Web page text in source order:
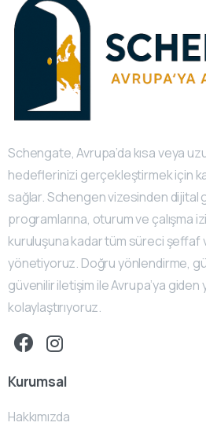
Schengate, Avrupa’da kısa veya
hedeflerinizi gerçekleştirmek için
sağlar. Schengen vizesinden dijital
programlarına, oturum ve çalışma
kuruluşuna kadar tüm süreci şeffaf
yönetiyoruz. Doğru yönlendirme,
güvenilir iletişim ile Avrupa’ya giden
kolaylaştırıyoruz.
Kurumsal
Hakkımızda